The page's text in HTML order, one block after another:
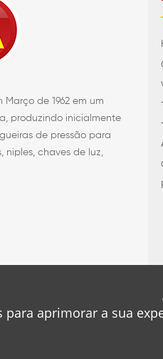
de 1962 em um
produzindo inicialmente
de pressão para
niples, chaves de luz,
para aprimorar a sua